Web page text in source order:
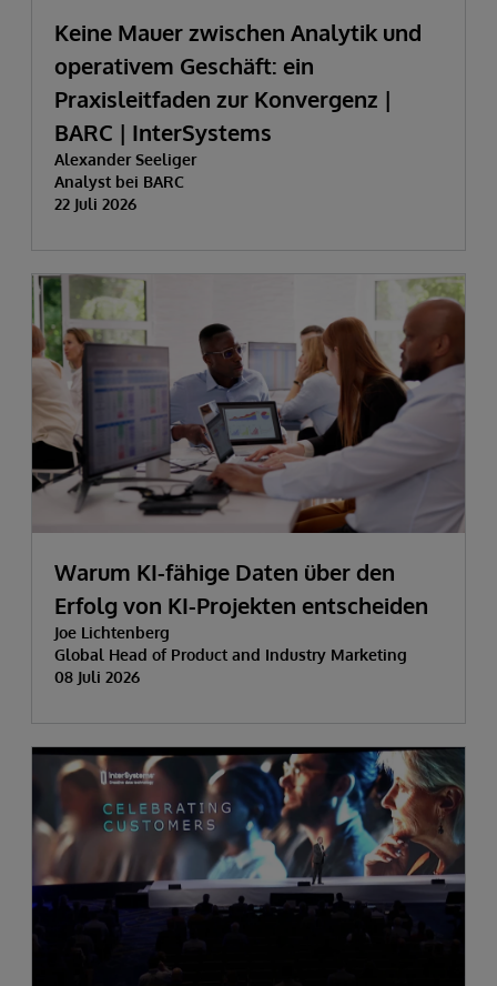
Keine Mauer zwischen Analytik und
operativem Geschäft: ein
Praxisleitfaden zur Konvergenz |
BARC | InterSystems
Alexander Seeliger
Analyst bei BARC
22 Juli 2026
Warum KI-fähige Daten über den
Erfolg von KI-Projekten entscheiden
Joe Lichtenberg
Global Head of Product and Industry Marketing
08 Juli 2026